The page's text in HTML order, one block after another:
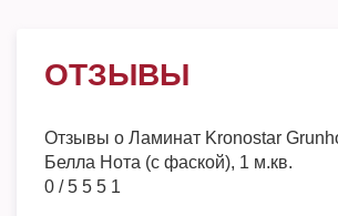
ОТЗЫВЫ
Отзывы о Ламинат Kronostar
Белла Нота (с фаской), 1 м.кв.
0 /5 5 5 1